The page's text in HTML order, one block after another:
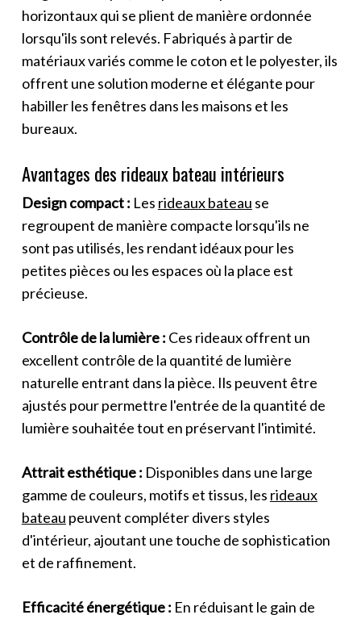
horizontaux qui se plient de manière ordonnée
lorsqu'ils sont relevés. Fabriqués à partir de
matériaux variés comme le coton et le polyester, ils
offrent une solution moderne et élégante pour
habiller les fenêtres dans les maisons et les
bureaux.
Avantages des rideaux bateau intérieurs
Design compact : Les rideaux bateau se
regroupent de manière compacte lorsqu'ils ne
sont pas utilisés, les rendant idéaux pour les
petites pièces ou les espaces où la place est
précieuse.
Contrôle de la lumière : Ces rideaux offrent un
excellent contrôle de la quantité de lumière
naturelle entrant dans la pièce. Ils peuvent être
ajustés pour permettre l'entrée de la quantité de
lumière souhaitée tout en préservant l'intimité.
Attrait esthétique : Disponibles dans une large
gamme de couleurs, motifs et tissus, les rideaux
bateau peuvent compléter divers styles
d'intérieur, ajoutant une touche de sophistication
et de raffinement.
Efficacité énergétique : En réduisant le gain de